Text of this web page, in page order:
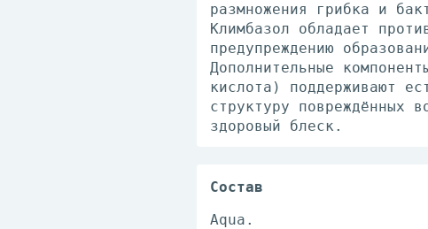
размножения грибка и
Климбазол обладает
предупреждению
Дополнительные
кислота) поддерживают
структуру повреждённых
здоровый блеск.
Состав
Aqua.